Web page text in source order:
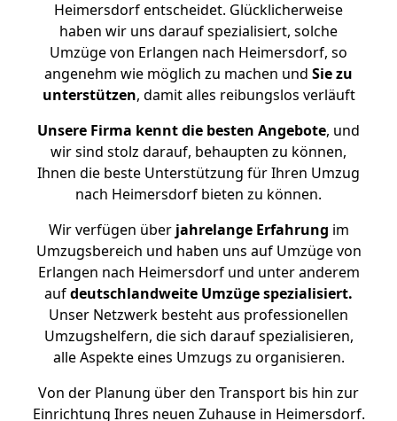
Heimersdorf entscheidet. Glücklicherweise
haben wir uns darauf spezialisiert, solche
Umzüge von Erlangen nach Heimersdorf, so
angenehm wie möglich zu machen und Sie zu
unterstützen, damit alles reibungslos verläuft
Unsere Firma kennt die besten Angebote, und
wir sind stolz darauf, behaupten zu können,
Ihnen die beste Unterstützung für Ihren Umzug
nach Heimersdorf bieten zu können.
Wir verfügen überjahrelange Erfahrung im
Umzugsbereich und haben uns auf Umzüge von
Erlangen nach Heimersdorf und unter anderem
aufdeutschlandweite Umzüge spezialisiert.
Unser Netzwerk besteht aus professionellen
Umzugshelfern, die sich darauf spezialisieren,
alle Aspekte eines Umzugs zu organisieren.
Von der Planung über den Transport bis hin zur
Einrichtung Ihres neuen Zuhause in Heimersdorf.